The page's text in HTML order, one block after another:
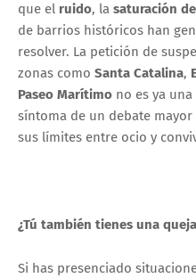
que el ruido, la saturación
de barrios históricos han
resolver. La petición de
zonas como Santa Catalina,
Paseo Marítimo no es ya
síntoma de un debate
sus límites entre ocio y
¿Tú también tienes una
Si has presenciado